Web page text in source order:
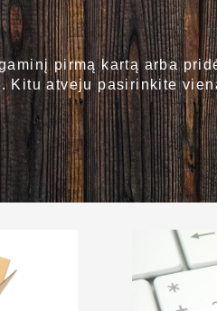
pirmą kartą arba
Kitu atveju pasirinkite